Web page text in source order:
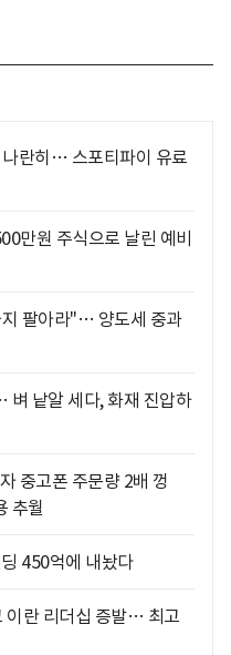
란히… 스포티파이 유료
만원 주식으로 날린 예비
팔아라"… 양도세 중과
벼 낱알 세다, 화재 진압하
중고폰 주문량 2배 껑
추월
450억에 내놨다
이란 리더십 증발… 최고